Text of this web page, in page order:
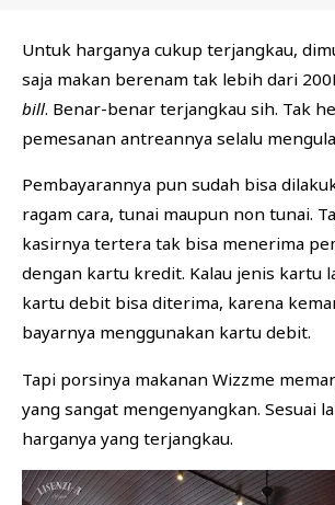
Untuk harganya cukup terjangkau,
saja makan berenam tak lebih dari
bill. Benar-benar terjangkau sih. Tak
pemesanan antreannya selalu
Pembayarannya pun sudah bisa
ragam cara, tunai maupun non tunai.
kasirnya tertera tak bisa menerima
dengan kartu kredit. Kalau jenis kartu
kartu debit bisa diterima, karena
bayarnya menggunakan kartu debit.
Tapi porsinya makanan Wizzme
yang sangat mengenyangkan. Sesuai
harganya yang terjangkau.